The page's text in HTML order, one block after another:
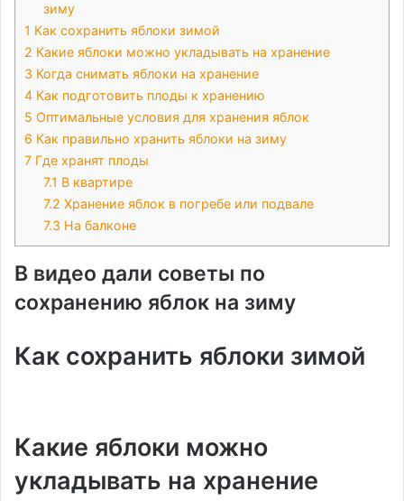
зиму
1 Как сохранить яблоки зимой
2 Какие яблоки можно укладывать на хранение
3 Когда снимать яблоки на хранение
4 Как подготовить плоды к хранению
5 Оптимальные условия для хранения яблок
6 Как правильно хранить яблоки на зиму
7 Где хранят плоды
7.1 В квартире
7.2 Хранение яблок в погребе или подвале
7.3 На балконе
В видео дали советы по
сохранению яблок на зиму
Как сохранить яблоки зимой
Какие яблоки можно
укладывать на хранение